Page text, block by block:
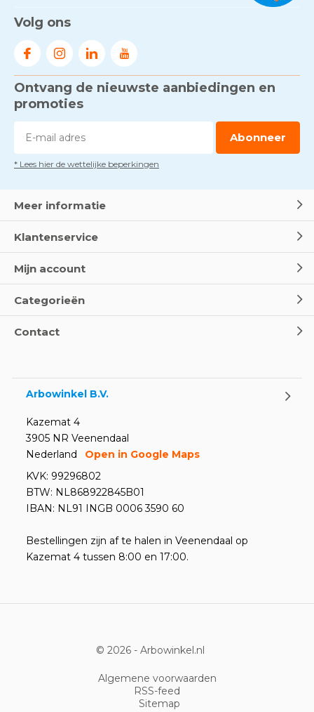
Volg ons
Ontvang de nieuwste aanbiedingen en
promoties
Abonneer
* Lees hier de wettelijke beperkingen
Meer informatie
Klantenservice
Mijn account
Categorieën
Contact
Arbowinkel B.V.
Kazemat 4
3905 NR Veenendaal
Nederland
Open in Google Maps
KVK: 99296802
BTW: NL868922845B01
IBAN: NL91 INGB 0006 3590 60
Bestellingen zijn af te halen in Veenendaal op
Kazemat 4 tussen 8:00 en 17:00.
© 2026 - Arbowinkel.nl
Algemene voorwaarden
RSS-feed
Sitemap